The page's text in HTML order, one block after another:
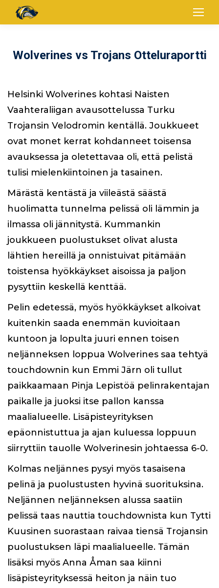
Wolverines vs Trojans Otteluraportti
Helsinki Wolverines kohtasi Naisten
Vaahteraliigan avausottelussa Turku
Trojansin Velodromin kentällä. Joukkueet
ovat monet kerrat kohdanneet toisensa
avauksessa ja oletettavaa oli, että pelistä
tulisi mielenkiintoinen ja tasainen.
Märästä kentästä ja viileästä säästä
huolimatta tunnelma pelissä oli lämmin ja
ilmassa oli jännitystä. Kummankin
joukkueen puolustukset olivat alusta
lähtien hereillä ja onnistuivat pitämään
toistensa hyökkäykset aisoissa ja paljon
pysyttiin keskellä kenttää.
Pelin edetessä, myös hyökkäykset alkoivat
kuitenkin saada enemmän kuvioitaan
kuntoon ja lopulta juuri ennen toisen
neljänneksen loppua Wolverines saa tehtyä
touchdownin kun Emmi Järn oli tullut
paikkaamaan Pinja Lepistöä pelinrakentajan
paikalle ja juoksi itse pallon kanssa
maalialueelle. Lisäpisteyrityksen
epäonnistuttua ja ajan kuluessa loppuun
siirryttiin tauolle Wolverinesin johtaessa 6-0.
Kolmas neljännes pysyi myös tasaisena
pelinä ja puolustusten hyvinä suorituksina.
Neljännen neljänneksen alussa saatiin
pelissä taas nauttia touchdownista kun Tytti
Kuusinen suorastaan raivaa tiensä Trojansin
puolustuksen läpi maalialueelle. Tämän
lisäksi myös Anna Åman saa kiinni
lisäpisteyrityksessä heiton ja näin tuo